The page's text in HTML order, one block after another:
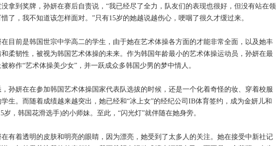
到奖牌，孙妍在赛后自责说，“我已经尽了全力，队友们的表现也很好，但没有站在领
了，我不知道该怎样面对。”只有15岁的她越说越伤心，哽咽了很久才缓过来。
前是韩国世宗中学高二的学生，由于她在艺术体操各方面的才能非常全面，以及她丰
柔韧性，被视为韩国艺术体操的未来。作为韩国年龄最小的艺术体操运动员，孙妍在最
称作“艺术体操美少女”，并一跃成众多韩国少男的梦中情人。
妍在在参加韩国艺术体操国家代表队选拔的时候，还是一个化着奇怪的妆、穿着校服
学生。而随着成绩越来越突出，她已经和“冰上女”的经纪公司IB体育签约，成为金妍儿和
岁，韩国花滑选手)的小师妹。至此，“闪光灯”就伴随在她身旁。
着透明的皮肤和明亮的眼睛，因为漂亮，她受到了太多人的关注。她在接受中新社记